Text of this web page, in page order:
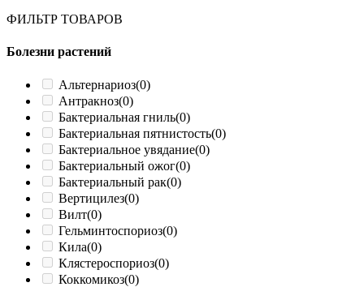
ФИЛЬТР ТОВАРОВ
Болезни растений
Альтернариоз(0)
Антракноз(0)
Бактериальная гниль(0)
Бактериальная пятнистость(0)
Бактериальное увядание(0)
Бактериальный ожог(0)
Бактериальный рак(0)
Вертицилез(0)
Вилт(0)
Гельминтоспориоз(0)
Кила(0)
Клястероспориоз(0)
Коккомикоз(0)